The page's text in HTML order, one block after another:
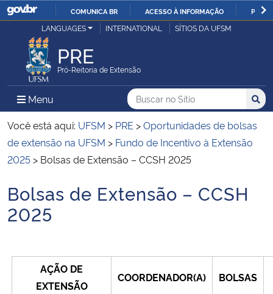
IR
COMUNICA BR ACESSO À INFORMAÇÃO
Ministério da Justiça e Segurança Pública
Ministério da Defesa
Ministério das Relações Exteriores
Ministério da Economia
Ministério da Infraestrutura
Ministério da Agricultura, Pecuária e Abastecimento
Ministério da Cidadania
LANGUAGES INTERNATIONAL SÍTIOS DA UFSM
PRE
Pró-Reitoria de Extensão
Menu Menu Principal do Sítio
Busca
Buscar no no Sítio
Busca:
Você está aqui: UFSM > PRE >Oportunidades de bolsas
de extensão na UFSM > Fundo de Incentivo à Extensão
2025 > Bolsas de Extensão – CCSH 2025
Início do conteúdo
Bolsas de Extensão – CCSH
2025
AÇÃO DE
EXTENSÃO
COORDENADOR(A) BOLSAS